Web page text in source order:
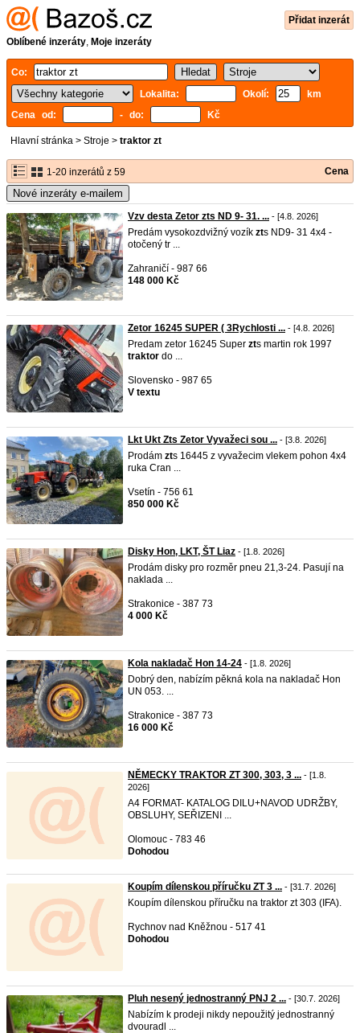
Přidat inzerát
Oblíbené inzeráty, Moje inzeráty
Co:
Lokalita:
Okolí:
km
Cena od:
- do: Kč
Hlavní stránka > Stroje > traktor zt
1-20 inzerátů z 59 Cena
Nové inzeráty e-mailem
Vzv desta Zetor zts ND 9- 31. ... - [4.8. 2026]
Predám vysokozdvižný vozík zts ND9- 31 4x4 -
otočený tr ...
Zahraničí - 987 66
148 000 Kč
Zetor 16245 SUPER ( 3Rychlosti ... - [4.8. 2026]
Predam zetor 16245 Super zts martin rok 1997
traktor do ...
Slovensko - 987 65
V textu
Lkt Ukt Zts Zetor Vyvažeci sou ... - [3.8. 2026]
Prodám zts 16445 z vyvažecim vlekem pohon 4x4
ruka Cran ...
Vsetín - 756 61
850 000 Kč
Disky Hon, LKT, ŠT Liaz - [1.8. 2026]
Prodám disky pro rozměr pneu 21,3-24. Pasují na
naklada ...
Strakonice - 387 73
4 000 Kč
Kola nakladač Hon 14-24 - [1.8. 2026]
Dobrý den, nabízím pěkná kola na nakladač Hon
UN 053. ...
Strakonice - 387 73
16 000 Kč
NĚMECKY TRAKTOR ZT 300, 303, 3 ... - [1.8.
2026]
A4 FORMAT- KATALOG DILU+NAVOD UDRŽBY,
OBSLUHY, SEŘIZENI ...
Olomouc - 783 46
Dohodou
Koupím dílenskou příručku ZT 3 ... - [31.7. 2026]
Koupím dílenskou příručku na traktor zt 303 (IFA).
Rychnov nad Kněžnou - 517 41
Dohodou
Pluh nesený jednostranný PNJ 2 ... - [30.7. 2026]
Nabízím k prodeji nikdy nepoužitý jednostranný
dvouradl ...